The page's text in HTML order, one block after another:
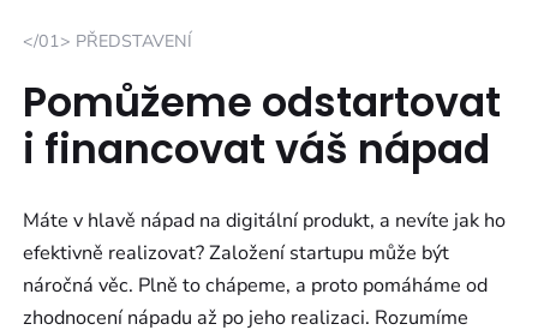
</01> PŘEDSTAVENÍ
Pomůžeme odstartovat
i financovat váš nápad
Máte v hlavě nápad na digitální produkt, a nevíte jak ho
efektivně realizovat? Založení startupu může být
náročná věc. Plně to chápeme, a proto pomáháme od
zhodnocení nápadu až po jeho realizaci. Rozumíme